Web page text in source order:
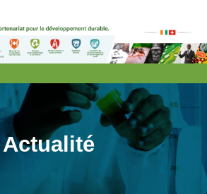
Actualité